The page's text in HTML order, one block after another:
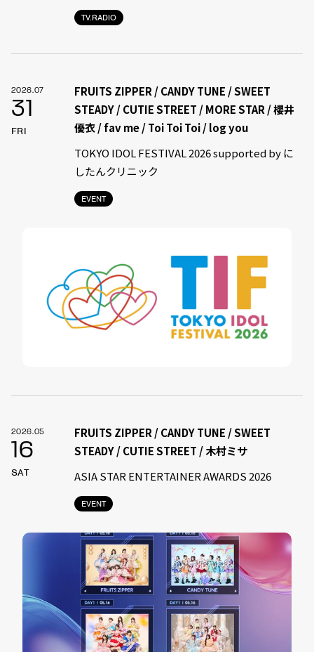
TV.RADIO
2026.07
31
FRI
EVENT
FRUITS ZIPPER / CANDY TUNE / SWEET
STEADY / CUTIE STREET / MORE STAR / 櫻井
優衣 / fav me / Toi Toi Toi / log you
TOKYO IDOL FESTIVAL 2026 supported by に
したんクリニック
2026.05
16
SAT
EVENT
FRUITS ZIPPER / CANDY TUNE / SWEET
STEADY / CUTIE STREET / 木村ミサ
ASIA STAR ENTERTAINER AWARDS 2026